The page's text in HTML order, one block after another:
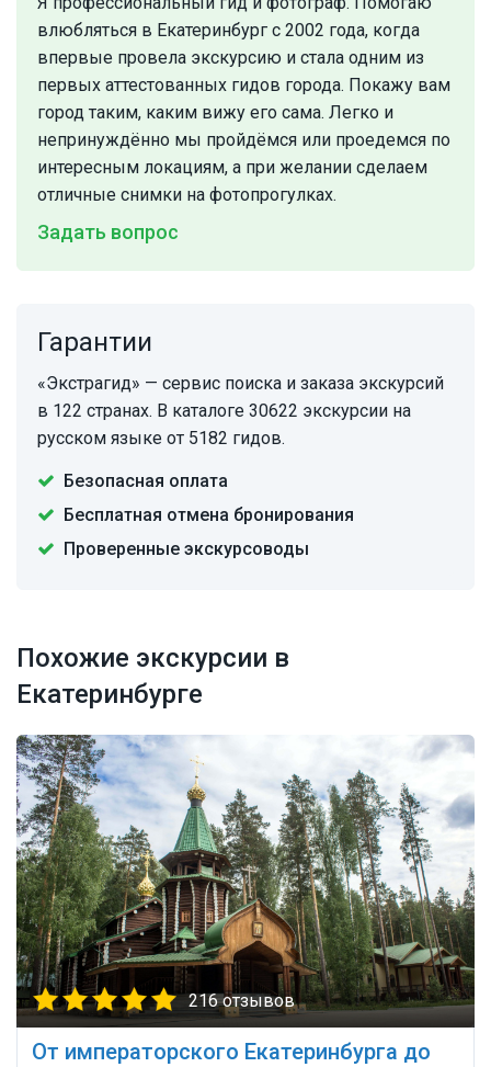
влюбляться в Екатеринбург с 2002 года, когда
впервые провела экскурсию и стала одним из
первых аттестованных гидов города. Покажу вам
город таким, каким вижу его сама. Легко и
непринуждённо мы пройдёмся или проедемся по
интересным локациям, а при желании сделаем
отличные снимки на фотопрогулках.
Задать вопрос
Гарантии
«Экстрагид» — сервис поиска и заказа экскурсий
в 122 странах. В каталоге 30622 экскурсии на
русском языке от 5182 гидов.
Безопасная оплата
Бесплатная отмена бронирования
Проверенные экскурсоводы
Похожие экскурсии в
Екатеринбурге
216 отзывов
От императорского Екатеринбурга до